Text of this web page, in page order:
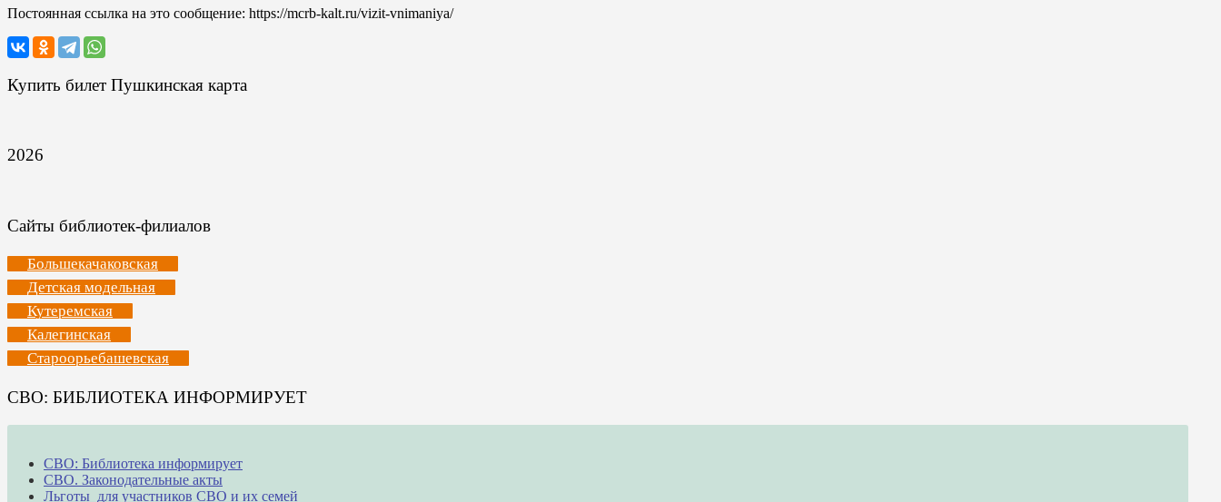
Постоянная ссылка на это сообщение: https://mcrb-kalt.ru/vizit-vnimaniya/
Купить билет Пушкинская карта
2026
Сайты библиотек-филиалов
Большекачаковская
Детская модельная
Кутеремская
Калегинская
Староорьебашевская
СВО: БИБЛИОТЕКА ИНФОРМИРУЕТ
СВО: Библиотека информирует
СВО. Законодательные акты
Льготы для участников СВО и их семей